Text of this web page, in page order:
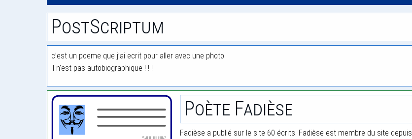
PostScriptum
c’est un poeme que j’ai ecrit pour aller avec une photo.
il n’est pas autobiographique ! ! !
Poète Fadièse
Fadièse a publié sur le site 60 écrits. Fadièse est membre du site depuis